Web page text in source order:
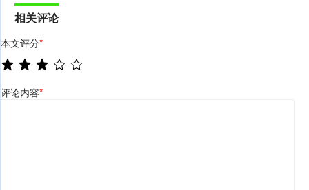
相关评论
本文评分*
评论内容*